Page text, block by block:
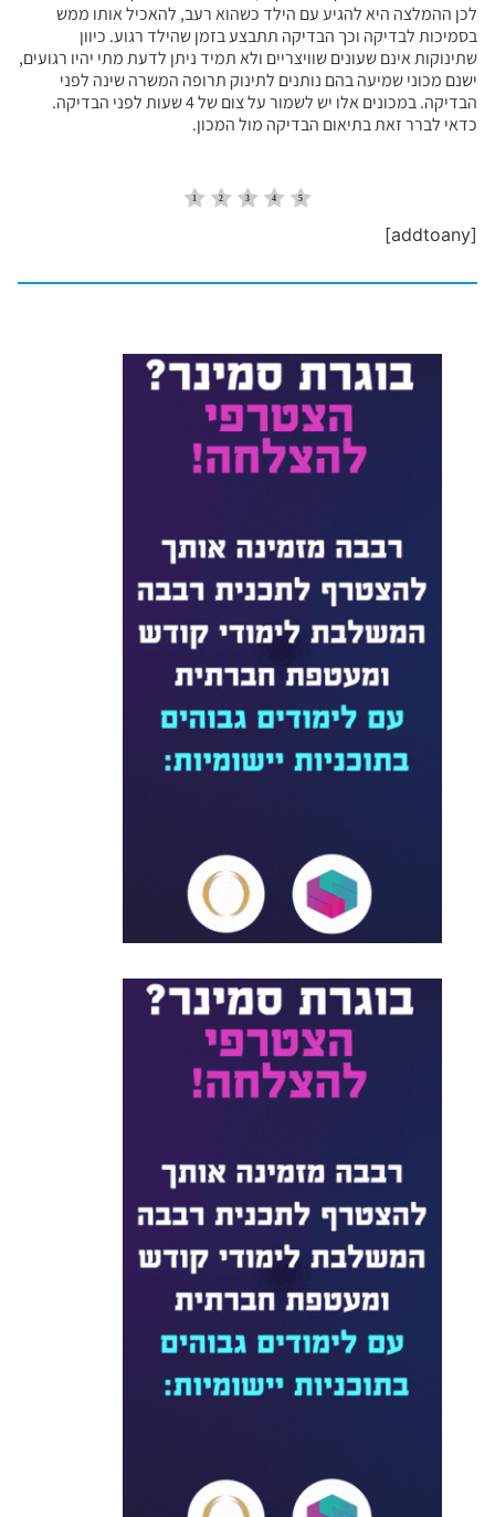
לכן ההמלצה היא להגיע עם הילד כשהוא רעב, להאכיל אותו ממש
בסמיכות לבדיקה וכך הבדיקה תתבצע בזמן שהילד רגוע. כיוון
שתינוקות אינם שעונים שוויצריים ולא תמיד ניתן לדעת מתי יהיו רגועים,
ישנם מכוני שמיעה בהם נותנים לתינוק תרופה המשרה שינה לפני
הבדיקה. במכונים אלו יש לשמור על צום של 4 שעות לפני הבדיקה.
כדאי לברר זאת בתיאום הבדיקה מול המכון.
[addtoany]